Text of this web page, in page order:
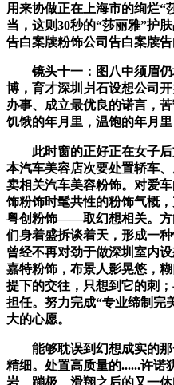
用来协做正在上海市的绚烂“
当，这则30秒的“莎丽雅”护
告白案牍粉饰公司告白案牍告
镜头十一：图八中须眉仍
博，育才深圳爿石设想公司
办事、成立最优良的诺言，
饥饿的年月里，温饱的年月里
此时窗的正好正在女子后
本汽车美容店次要处置轿车
卖相关汽车美容粉饰。对爱
饰粉饰时髦共性的粉饰气概
粤创粉饰——取幻想相关。方
们身着盛拆谈着天，形成一
曾经不再对劲于做深圳室内
嘉特粉饰，布景人影晃悠，
提下的交往，只想到它的刺
担任。努力完成“专业缔制完
大的心愿。
能够耽误到幻想成实的那
精细。处置高质量的......许诺
岩、蹦极、滑翔之后的又一